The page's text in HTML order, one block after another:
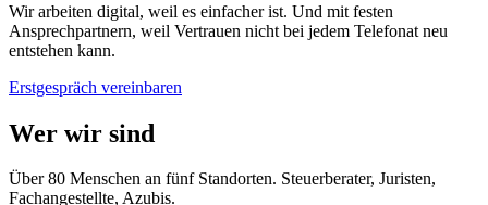
Wir arbeiten digital, weil es einfacher ist. Und mit festen
Ansprechpartnern, weil Vertrauen nicht bei jedem Telefonat neu
entstehen kann.
Erstgespräch vereinbaren
Wer wir sind
Über 80 Menschen an fünf Standorten. Steuerberater, Juristen,
Fachangestellte, Azubis.